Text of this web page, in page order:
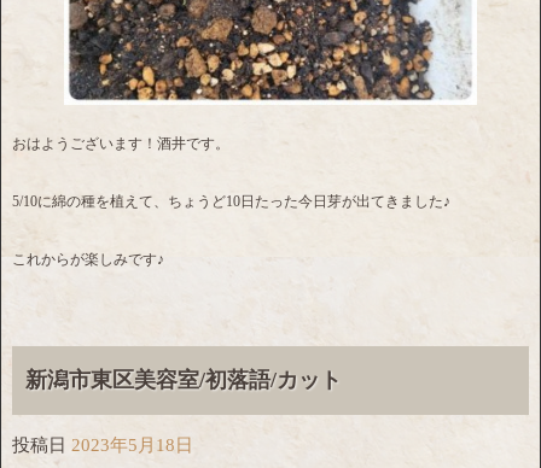
おはようございます！酒井です。
5/10に綿の種を植えて、ちょうど10日たった今日芽が出てきました♪
これからが楽しみです♪
新潟市東区美容室/初落語/カット
投稿日 2023年5月18日